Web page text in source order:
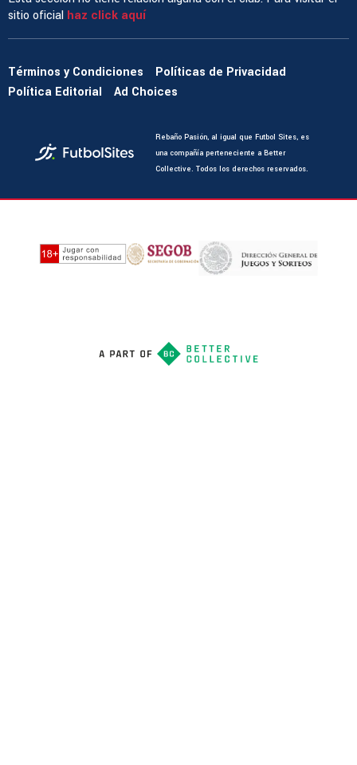
sitio oficial haz click aquí
Términos y Condiciones
Políticas de Privacidad
Política Editorial
Ad Choices
Rebaño Pasión, al igual que Futbol Sites, es
una compañía perteneciente a Better
Collective. Todos los derechos reservados.